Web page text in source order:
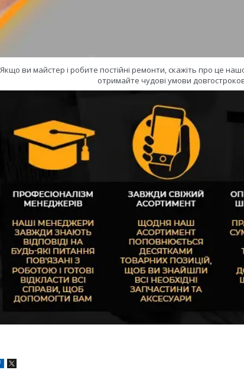
Якщо ви майстер і робите постійні ремонти, скажіть про це
отримайте чудові умови